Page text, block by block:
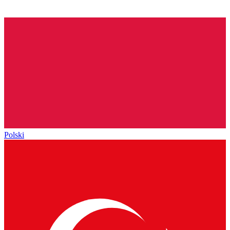
Polski